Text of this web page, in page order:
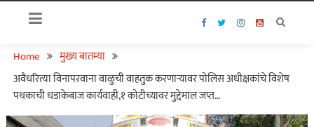
Home
मुख्य बातम्या
अवैधरित्या विनापरवाना वाळुची वाहतुक करणाऱ्यावर पोलिस अधीक्षकांचे विशेष
पथकाची धडाकेबाज कार्यवाही,१ कोटीच्यावर मुद्देमाल जप्त…